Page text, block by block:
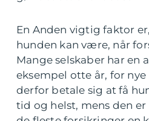
En Anden vigtig faktor
hunden kan være, når
Mange selskaber har en
eksempel otte år, for
derfor betale sig at få
tid og helst, mens den